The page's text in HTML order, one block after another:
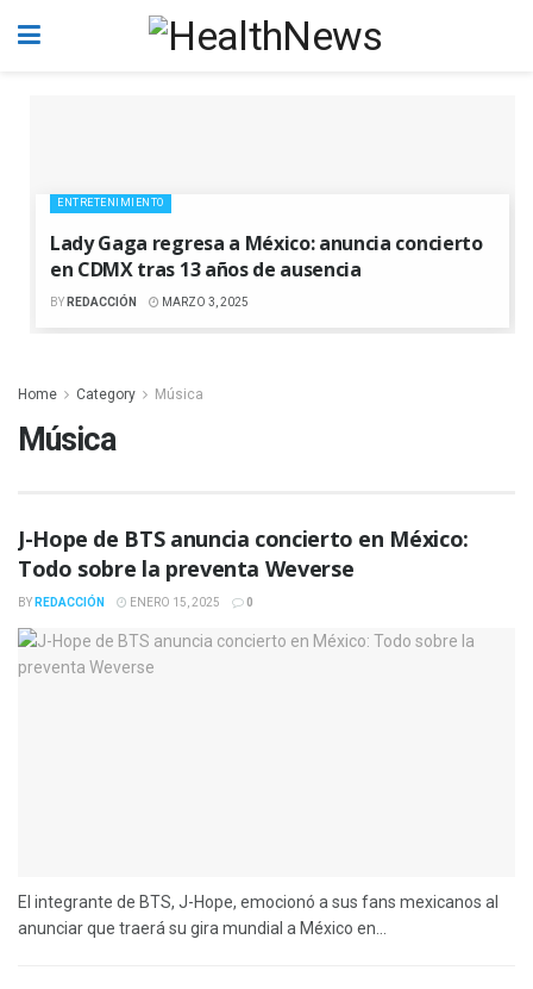
ENTRETENIMIENTO
Lady Gaga regresa a México: anuncia concierto
en CDMX tras 13 años de ausencia
BY REDACCIÓN MARZO 3, 2025
Home Category Música
Música
J-Hope de BTS anuncia concierto en México:
Todo sobre la preventa Weverse
BY REDACCIÓN ENERO 15, 2025 0
El integrante de BTS, J-Hope, emocionó a sus fans mexicanos al
anunciar que traerá su gira mundial a México en...